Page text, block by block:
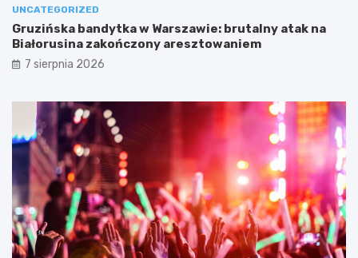
UNCATEGORIZED
Gruzińska bandytka w Warszawie: brutalny atak na
Białorusina zakończony aresztowaniem
7 sierpnia 2026